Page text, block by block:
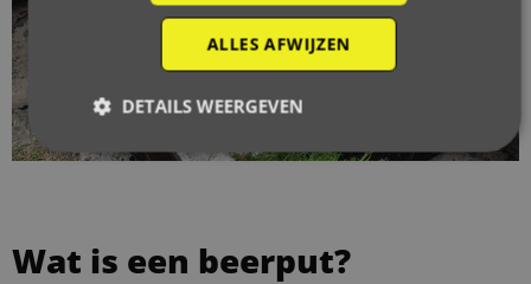
Wat is een beerput?
ALLES AFWIJZEN
DETAILS WEERGEVEN